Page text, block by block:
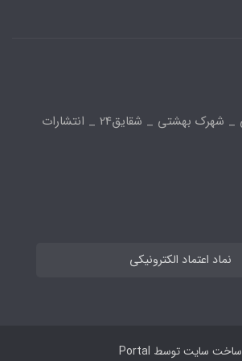
اتوبان بابایی _ شهرک بهشتی _ شقایق24 _ انتشارات
نماد اعتماد الکترونیکی
ساخت سایت توسط Portal